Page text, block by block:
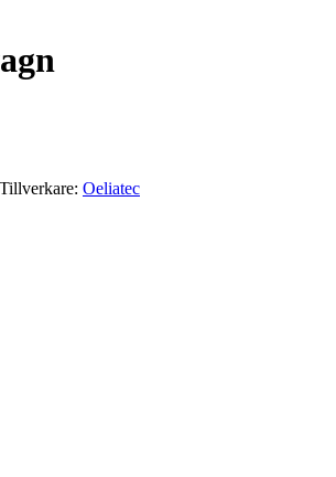
Tillverkare: Oeliatec